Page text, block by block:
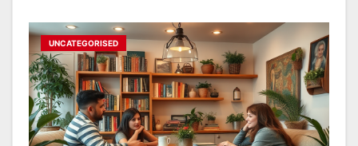
UNCATEGORISED